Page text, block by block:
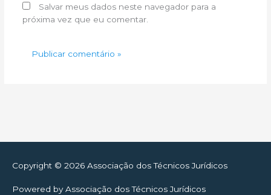
Salvar meus dados neste navegador para a
próxima vez que eu comentar.
Copyright © 2026 Associação dos Técnicos Jurídicos
Powered byAssociação dos Técnicos Jurídicos